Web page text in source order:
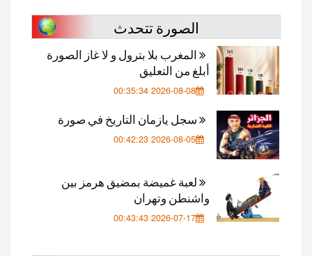
الصورة تتحدث
المغرب بلا بترول و لا غاز الصورة
أبلغ من التعليق
2026-08-08 00:35:34
سجل يازمان التاريخ في صورة
2026-08-05 00:42:23
لعبة غميضة بمضيق هرمز بين
واشنطن وتهران
2026-07-17 00:43:43